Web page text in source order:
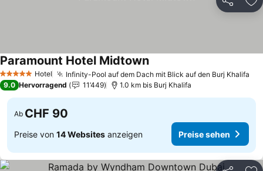
Teilen
5 Sterne Hotel Infinity-Pool auf dem Dach mit Blick auf den Burj Khalifa
Paramount Hotel Midtown
9.0 Hervorragend 11’449 1.0 km bis Burj Khalifa
Ab CHF 90
Preise von 14 Websites anzeigen Preise sehen